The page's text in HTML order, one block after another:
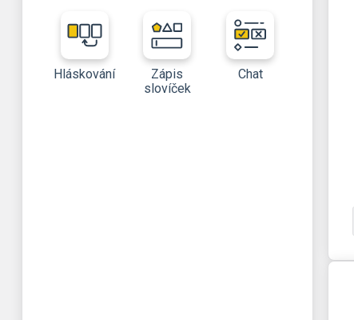
Hláskování
Zápis
slovíček
Chat